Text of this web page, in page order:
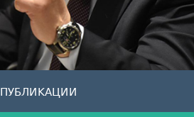
ПУБЛИКАЦИИ